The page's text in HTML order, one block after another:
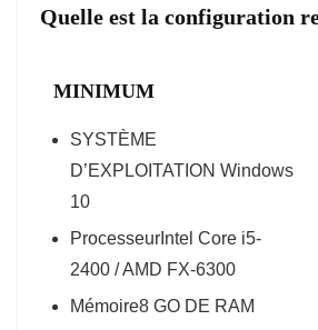
Quelle est la configuration
MINIMUM
SYSTÈME
D’EXPLOITATION Windows
10
Processeur Intel Core i5-
2400 / AMD FX-6300
Mémoire8 GO DE RAM